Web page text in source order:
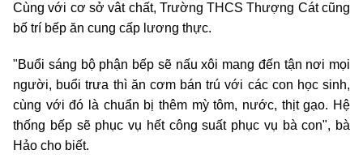
Cùng với cơ sở vât chất, Trường THCS Thượng Cát cũng
bố trí bếp ăn cung cấp lương thực.
"Buổi sáng bộ phận bếp sẽ nấu xôi mang đến tận nơi mọi
người, buổi trưa thì ăn cơm bán trú với các con học sinh,
cùng với đó là chuẩn bị thêm mỳ tôm, nước, thịt gạo. Hệ
thống bếp sẽ phục vụ hết công suất phục vụ bà con", bà
Hảo cho biết.